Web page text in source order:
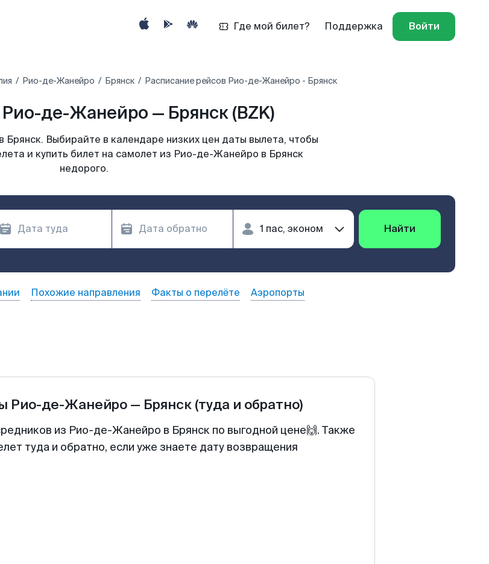
Где мой билет? Поддержка Войти
Рио-де-Жанейро Брянск Расписание рейсов Рио-де-Жанейро - Брянск
де-Жанейро — Брянск (BZK)
Выбирайте в календаре низких цен даты вылета, чтобы
и купить билет на самолет из Рио-де-Жанейро в Брянск
недорого.
Найти
Похожие направления Факты о перелёте Аэропорты
Рио-де-Жанейро — Брянск (туда и обратно)
из Рио-де-Жанейро в Брянск по выгодной цене🙌. Также
туда и обратно, если уже знаете дату возвращения